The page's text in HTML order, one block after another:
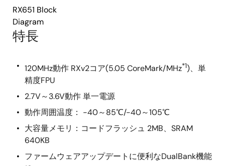
特長
120MHz動作 RXv2コア(5.05 CoreMark/MHz*1)、単
精度FPU
2.7V～3.6V動作 単一電源
動作周囲温度： -40～85℃/-40～105℃
大容量メモリ：コードフラッシュ 2MB、SRAM
640KB
ファームウェアアップデートに便利なDualBank機能
RX651 Block
Diagram